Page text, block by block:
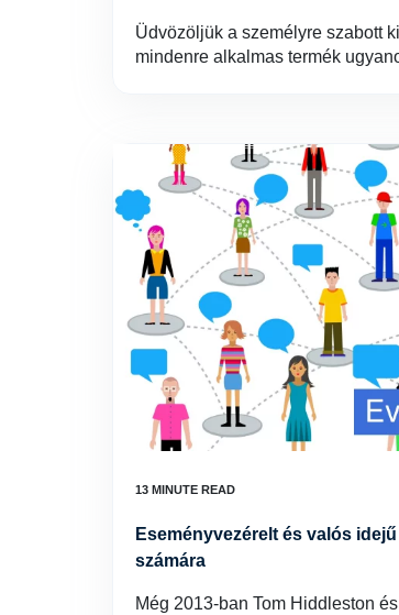
Üdvözöljük a személyre szabott
mindenre alkalmas termék
Eseményvezérelt és valós
számára
Még 2013-ban Tom Hiddleston